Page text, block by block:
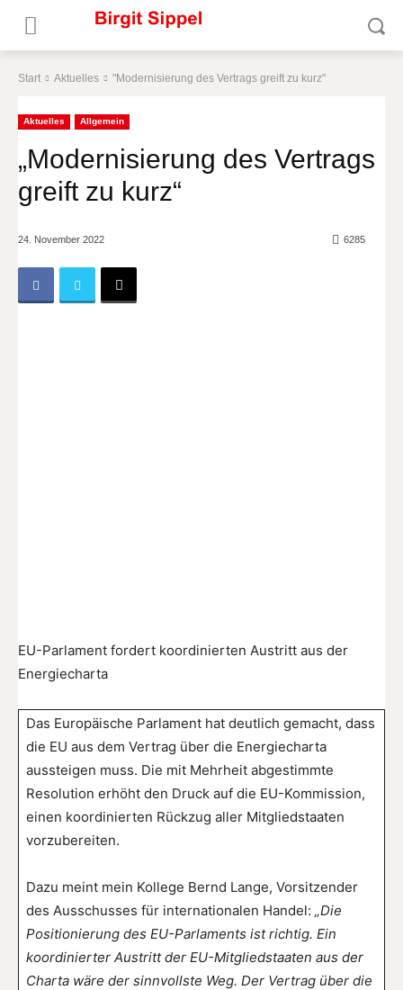
Start Aktuelles "Modernisierung des Vertrags greift zu kurz"
Aktuelles Allgemein
„Modernisierung des Vertrags
greift zu kurz“
24. November 2022 6285
EU-Parlament fordert koordinierten Austritt aus der
Energiecharta
Das Europäische Parlament hat deutlich gemacht, dass
die EU aus dem Vertrag über die Energiecharta
aussteigen muss. Die mit Mehrheit abgestimmte
Resolution erhöht den Druck auf die EU-Kommission,
einen koordinierten Rückzug aller Mitgliedstaaten
vorzubereiten.
Dazu meint mein Kollege Bernd Lange, Vorsitzender
des Ausschusses für internationalen Handel: „Die
Positionierung des EU-Parlaments ist richtig. Ein
koordinierter Austritt der EU-Mitgliedstaaten aus der
Charta wäre der sinnvollste Weg. Der Vertrag über die